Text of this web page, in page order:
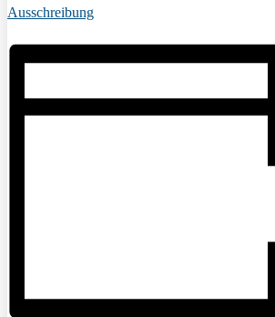
Ausschreibung